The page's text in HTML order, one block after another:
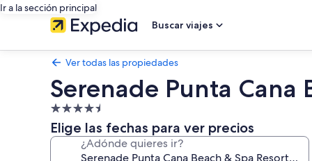
Ir a la sección principal
Buscar viajes
Ver todas las propiedades
Serenade Punta Cana
Propiedad
de
4.5
estrellas
Elige las fechas para ver precios
¿Adónde quieres ir?